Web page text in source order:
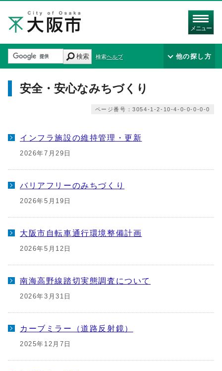
メニュー
検索 検索ヘルプ 他の探し方
安全・安心なみちづくり
ページ番号：3054-1-2-10-4-0-0-0-0-0
インフラ施設の維持管理・更新
2026年7月29日
バリアフリーのみちづくり
2026年5月19日
大阪市自転車通行環境整備計画
2026年5月12日
南海高野線踏切実態調査について
2026年3月31日
カーブミラー（道路反射鏡）
2025年12月7日